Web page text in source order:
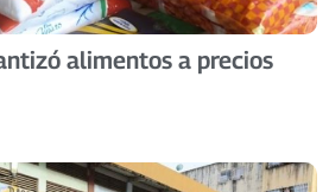
alimentos a precios